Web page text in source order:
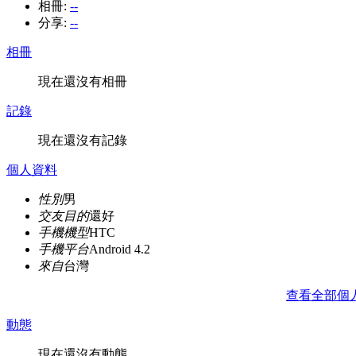
相冊: --
分享: --
相冊
現在還沒有相冊
記錄
現在還沒有記錄
個人資料
性別男
交友目的還好
手機機型HTC
手機平台Android 4.2
來自台灣
查看全部個
動態